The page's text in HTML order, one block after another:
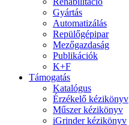
Gyártás
Automatizálás
Repülőgépipar
Mezőgazdaság
Publikációk
K+F
Támogatás
Katalógus
Érzékelő kézikönyv
Műszer kézikönyv
iGrinder kézikönyv